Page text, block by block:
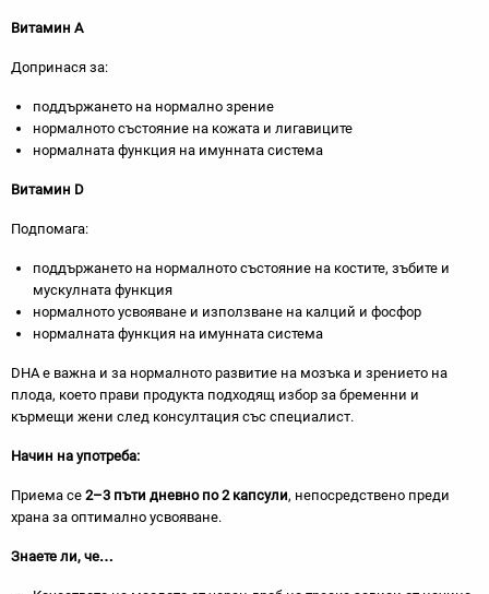
Витамин А
Допринася за:
поддържането на нормално зрение
нормалното състояние на кожата и лигавиците
нормалната функция на имунната система
Витамин D
Подпомага:
поддържането на нормалното състояние на костите, зъбите и
мускулната функция
нормалното усвояване и използване на калций и фосфор
нормалната функция на имунната система
DHA е важна и за нормалното развитие на мозъка и зрението на
плода, което прави продукта подходящ избор за бременни и
кърмещи жени след консултация със специалист.
Начин на употреба:
Приема се 2–3 пъти дневно по 2 капсули, непосредствено преди
храна за оптимално усвояване.
Знаете ли, че…